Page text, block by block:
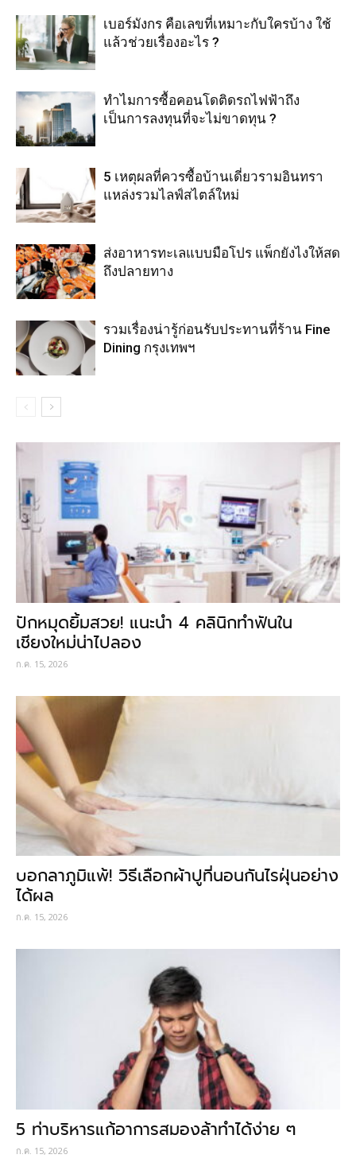
เบอร์มังกร คือเลขที่เหมาะกับใครบ้าง ใช้
แล้วช่วยเรื่องอะไร ?
ทำไมการซื้อคอนโดติดรถไฟฟ้าถึง
เป็นการลงทุนที่จะไม่ขาดทุน ?
5 เหตุผลที่ควรซื้อบ้านเดี่ยวรามอินทรา
แหล่งรวมไลฟ์สไตล์ใหม่
ส่งอาหารทะเลแบบมือโปร แพ็กยังไงให้สด
ถึงปลายทาง
รวมเรื่องน่ารู้ก่อนรับประทานที่ร้าน Fine
Dining กรุงเทพฯ
ปักหมุดยิ้มสวย! แนะนำ 4 คลินิกทำฟันใน
เชียงใหม่น่าไปลอง
ก.ค. 15, 2026
บอกลาภูมิแพ้! วิธีเลือกผ้าปูที่นอนกันไรฝุ่นอย่าง
ได้ผล
ก.ค. 15, 2026
5 ท่าบริหารแก้อาการสมองล้าทำได้ง่าย ๆ
ก.ค. 15, 2026